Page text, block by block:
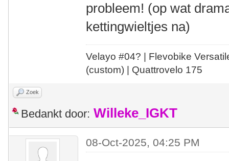
probleem! (op wat
kettingwieltjes na)
Velayo #04? | Flevobike
(custom) | Quattrovelo 175
Zoek
Bedankt door: Willeke_IGKT
08-Oct-2025, 04:25 PM